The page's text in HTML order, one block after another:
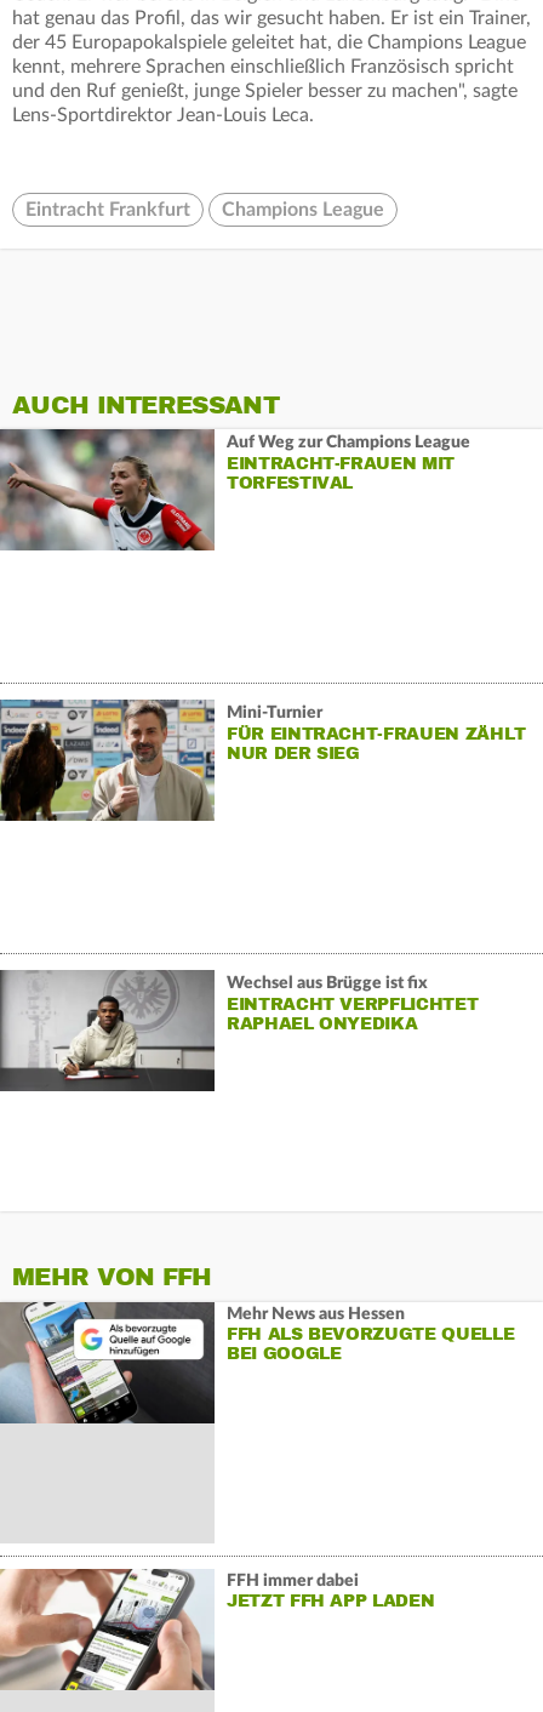
hat genau das Profil, das wir gesucht haben. Er ist ein Trainer,
der 45 Europapokalspiele geleitet hat, die Champions League
kennt, mehrere Sprachen einschließlich Französisch spricht
und den Ruf genießt, junge Spieler besser zu machen", sagte
Lens-Sportdirektor Jean-Louis Leca.
Eintracht Frankfurt Champions League
AUCH INTERESSANT
Auf Weg zur Champions League
EINTRACHT-FRAUEN MIT
TORFESTIVAL
Mini-Turnier
FÜR EINTRACHT-FRAUEN ZÄHLT
NUR DER SIEG
Wechsel aus Brügge ist fix
EINTRACHT VERPFLICHTET
RAPHAEL ONYEDIKA
MEHR VON FFH
Mehr News aus Hessen
FFH ALS BEVORZUGTE QUELLE
BEI GOOGLE
FFH immer dabei
JETZT FFH APP LADEN